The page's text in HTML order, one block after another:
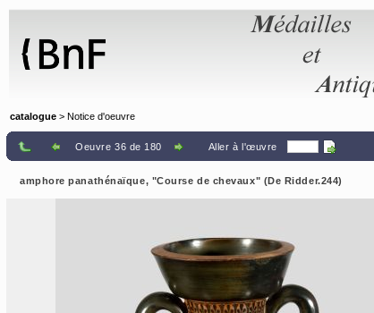
catalogue > Notice d'oeuvre
Oeuvre 36 de 180 Aller à l'œuvre
amphore panathénaïque, "Course de chevaux" (De Ridder.244)